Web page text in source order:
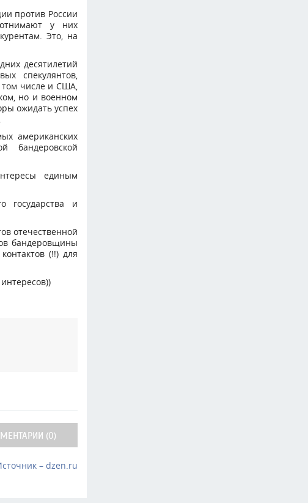
против России
у них
Это, на
десятилетий
спекулянтов,
том числе и США,
но и военном
ожидать успех
американских
бандеровской
единым
государства и
отечественной
бандеровщины
(!!) для
(0)
– dzen.ru